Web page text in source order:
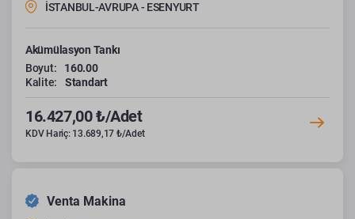
İSTANBUL-AVRUPA - ESENYURT
Akümülasyon Tankı
Boyut:
160.00
Kalite:
Standart
16.427,00 ₺/Adet
KDV Hariç: 13.689,17 ₺/Adet
Venta Makina